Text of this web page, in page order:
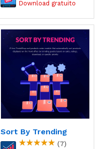
Sort By Trending
(7)